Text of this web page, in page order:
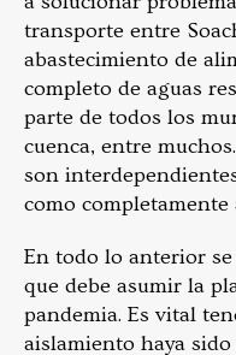
transporte entre
abastecimiento de
completo de aguas
parte de todos los
cuenca, entre
son
como completamente
En todo lo anterior
que debe asumir la
pandemia. Es vital
aislamiento haya